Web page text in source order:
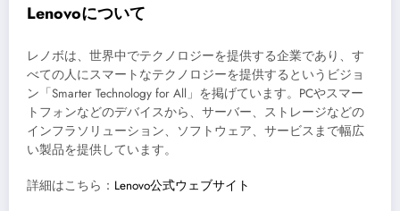
Lenovoについて
レノボは、世界中でテクノロジーを提供する企業であり、す
べての人にスマートなテクノロジーを提供するというビジョ
ン「Smarter Technology for All」を掲げています。PCやスマー
トフォンなどのデバイスから、サーバー、ストレージなどの
インフラソリューション、ソフトウェア、サービスまで幅広
い製品を提供しています。
詳細はこちら： Lenovo公式ウェブサイト